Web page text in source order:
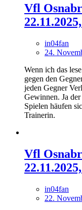
Vfl
in04fan
24.
Wenn ich das
gegen den
jeden Gegner
Gewinnen. Ja
Spielen häufen
Trainerin.
Vfl
in04fan
22.